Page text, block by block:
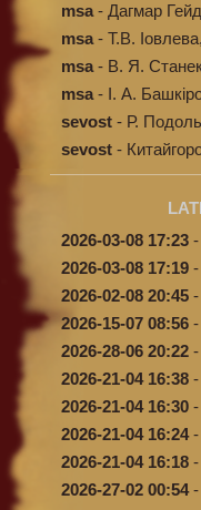
msa - Дагмар
Кибал...
msa - Т.В.
msa - В. Я.
энциклопе...
msa - І. А.
sevost - Р.
sevost -
2026-03-08 17:23 -
2026-03-08 17:19 -
доро...
2026-02-08 20:45 -
2026-15-07 08:56 -
Во...
2026-28-06 20:22 -
и...
2026-21-04 16:38 -
П...
2026-21-04 16:30 -
А.Н...
2026-21-04 16:24-
Μηναίον...
2026-21-04 16:18 -
к...
2026-27-02 00:54-